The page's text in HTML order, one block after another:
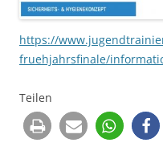
https://
fruehjahrsfinale/
Teilen